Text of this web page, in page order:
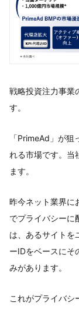
戦略投資注力事業
す。
「PrimeAd」が
れる市場です。当
ます。
昨今ネット業界に
でプライバシーに
は、あるサイトを
ーIDをベースにそ
みがあります。
これがプライバシ